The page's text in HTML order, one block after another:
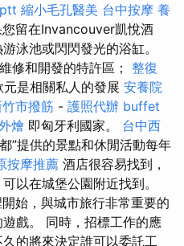
縮小毛孔醫美 台中按摩 養
留在Invancouver凱悅酒
泳池或閃閃發光的浴缸。
修和開發的特許區； 整復
元是相關私人的發展 安養院
竹市撥筋 - 護照代辦 buffet
燴 即匈牙利國家。 台中西
”提供的景點和休閒活動每年
按摩推薦 酒店很容易找到，
以在城堡公園附近找到。
始，與城市旅行非常重要的
戲。 同時，招標工作的應
的將來決定誰可以委託工